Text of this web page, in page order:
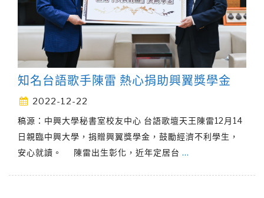
知名台語歌手陳雷 熱心捐助興翼獎學金
2022-12-22
稿源：中興大學秘書室校友中心 台語歌壇天王陳雷12月14
日親臨中興大學，捐贈興翼獎學金，鼓勵經濟不利學生，
安心就讀。 陳雷出生彰化，近年定居台 …